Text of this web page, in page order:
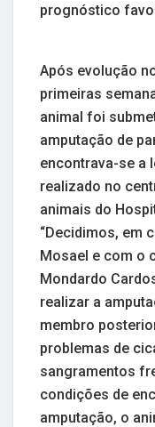
prognóstico
Após evolução
primeiras
animal foi
amputação de
encontrava-se a
realizado no
animais do
“Decidimos, em
Mosael e com o
Mondardo
realizar a
membro
problemas de
sangramentos
condições de
amputação, o